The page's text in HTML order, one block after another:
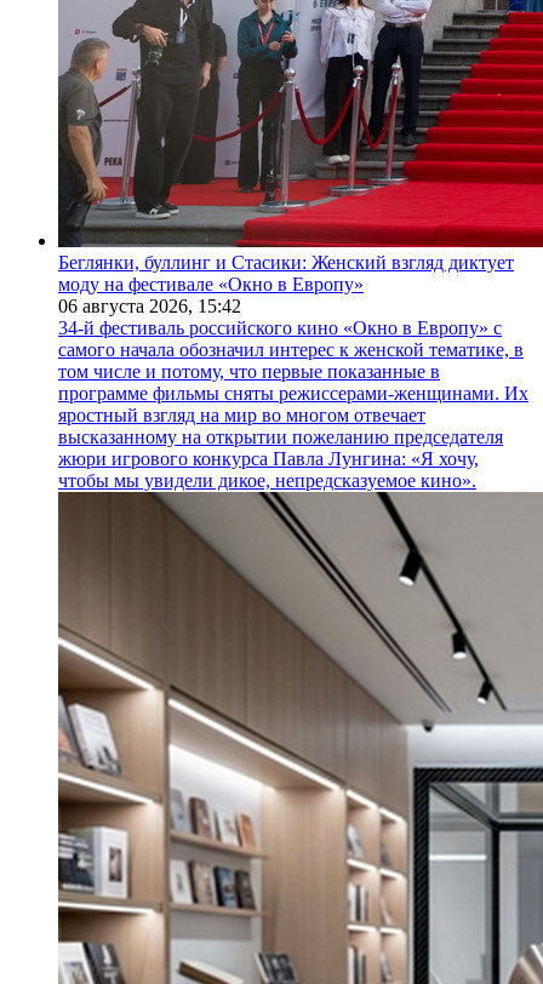
Беглянки, буллинг и Стасики: Женский взгляд диктует
моду на фестивале «Окно в Европу»
06 августа 2026, 15:42
34-й фестиваль российского кино «Окно в Европу» с
самого начала обозначил интерес к женской тематике, в
том числе и потому, что первые показанные в
программе фильмы сняты режиссерами-женщинами. Их
яростный взгляд на мир во многом отвечает
высказанному на открытии пожеланию председателя
жюри игрового конкурса Павла Лунгина: «Я хочу,
чтобы мы увидели дикое, непредсказуемое кино».